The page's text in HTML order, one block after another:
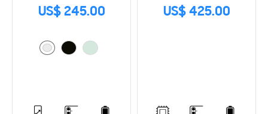
US$ 245.00 US$ 425.00